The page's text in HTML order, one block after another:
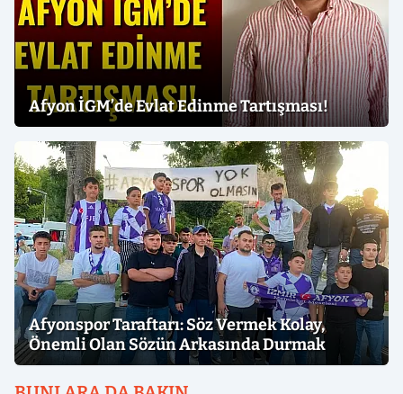
Afyon İGM’de Evlat Edinme Tartışması!
Afyonspor Taraftarı: Söz Vermek Kolay,
Önemli Olan Sözün Arkasında Durmak